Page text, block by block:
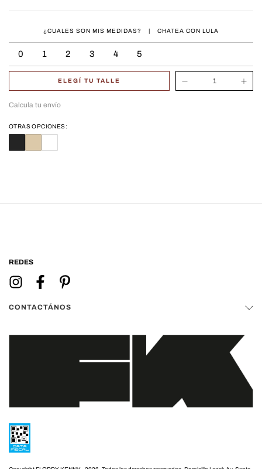
0 1 2 3 4 5
¿CUALES SON MIS MEDIDAS? CHATEA CON LULA
ELEGÍ TU TALLE
Calcula tu envío
OTRAS OPCIONES:
REDES
CONTACTÁNOS